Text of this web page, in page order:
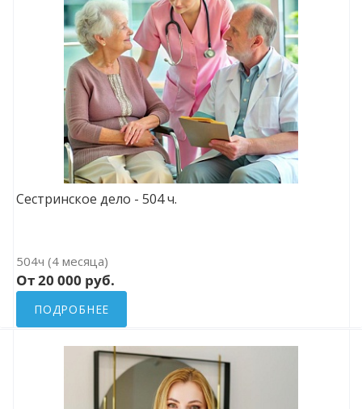
Сестринское дело - 504 ч.
504ч (4 месяца)
От 20 000 руб.
ПОДРОБНЕЕ